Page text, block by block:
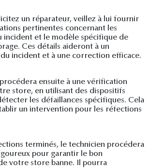
un réparateur, veillez à lui fournir
pertinentes concernant les
incident et le modèle spécifique de
Ces détails aideront à un
incident et à une correction efficace.
ensuite à une vérification
store, en utilisant des dispositifs
les défaillances spécifiques. Cela
un intervention pour les réfections
terminés, le technicien procédera
pour garantir le bon
votre store banne. Il pourra